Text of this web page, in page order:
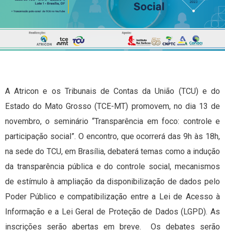
A Atricon e os Tribunais de Contas da União (TCU) e do
Estado do Mato Grosso (TCE-MT) promovem, no dia 13 de
novembro, o seminário “Transparência em foco: controle e
participação social”. O encontro, que ocorrerá das 9h às 18h,
na sede do TCU, em Brasília, debaterá temas como a indução
da transparência pública e do controle social, mecanismos
de estímulo à ampliação da disponibilização de dados pelo
Poder Público e compatibilização entre a Lei de Acesso à
Informação e a Lei Geral de Proteção de Dados (LGPD). As
inscrições serão abertas em breve. Os debates serão